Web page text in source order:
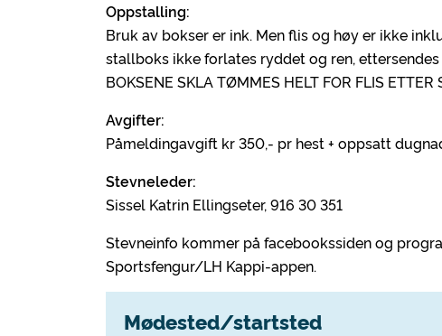
Oppstalling:
Bruk av bokser er ink. Men flis og høy er ikke
stallboks ikke forlates ryddet og ren, ettersendes
BOKSENE SKLA TØMMES HELT FOR FLIS ETTER
Avgifter:
Påmeldingavgift kr 350,- pr hest + oppsatt
Stevneleder:
Sissel Katrin Ellingseter, 916 30 351
Stevneinfo kommer på facebookssiden og
Sportsfengur/LH Kappi-appen.
Mødested/startsted